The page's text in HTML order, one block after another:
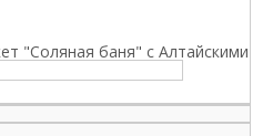
"Соляная баня" с Алтайскими